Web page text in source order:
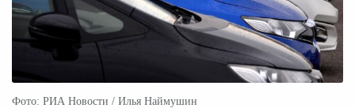
Фото: РИА Новости / Илья Наймушин